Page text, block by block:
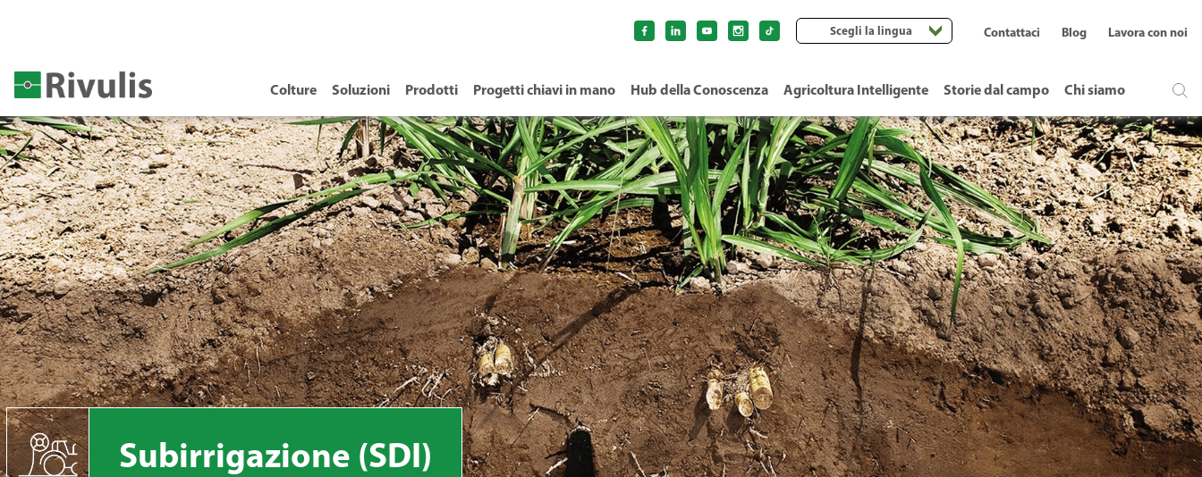
Colture Soluzioni Prodotti Progetti chiavi in mano Hub della Conoscenza Agricoltura Intelligente Storie dal campo Chi siamo
Contattaci Blog Lavora con noi
Scegli la lingua
Subirrigazione (SDI)